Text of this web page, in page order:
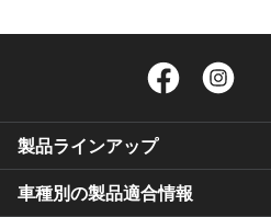
Facebook
製品ラインアップ
車種別の製品適合情報